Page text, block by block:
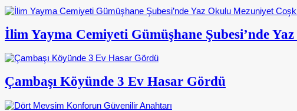
İlim Yayma Cemiyeti Gümüşhane Şubesi’nde
Çambaşı Köyünde 3 Ev Hasar Gördü